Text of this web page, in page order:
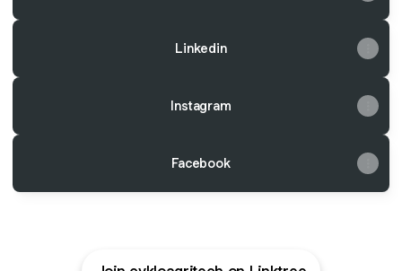
Linkedin
Instagram
Facebook